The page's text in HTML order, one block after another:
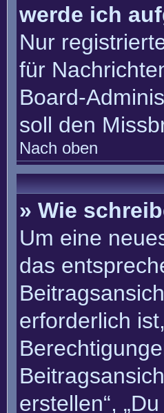
werde ich
Nur
für
Board-
soll den
Nach oben
» Wie
Um eine
das
erforderlich
erstellen“,